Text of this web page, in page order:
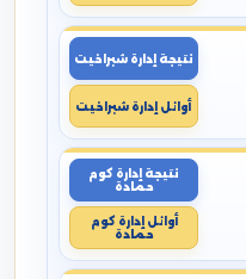
نتيجة إدارة شبراخيت
أوائل إدارة شبراخيت
نتيجة إدارة كوم
حمادة
أوائل إدارة كوم
حمادة